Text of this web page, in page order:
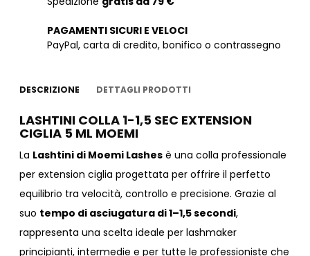
PAGAMENTI SICURI E VELOCI
PayPal, carta di credito, bonifico o contrassegno
DESCRIZIONE DETTAGLI PRODOTTI
LASHTINI COLLA 1-1,5 SEC EXTENSION
CIGLIA 5 ML MOEMI
La Lashtini di Moemi Lashes è una colla professionale
per extension ciglia progettata per offrire il perfetto
equilibrio tra velocità, controllo e precisione. Grazie al
suo tempo di asciugatura di 1–1,5 secondi,
rappresenta una scelta ideale per lashmaker
principianti, intermedie e per tutte le professioniste che